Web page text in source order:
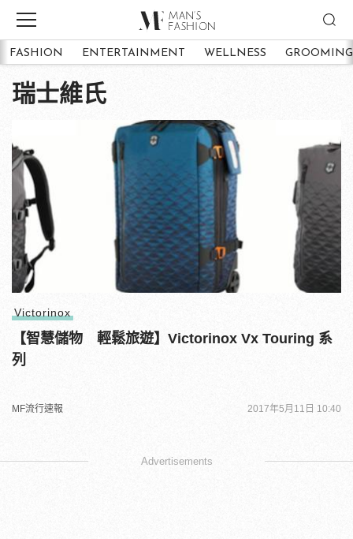
FASHION ENTERTAINMENT WELLNESS GROOMING
瑞士維氏
Victorinox
【智慧儲物 輕鬆旅遊】Victorinox Vx Touring 系
列
MF流行速報 2017年5月11日 10:40
Advertisements